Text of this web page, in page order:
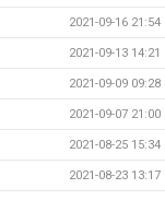
2021-09-16 21:54
2021-09-13 14:21
2021-09-09 09:28
2021-09-07 21:00
2021-08-25 15:34
2021-08-23 13:17